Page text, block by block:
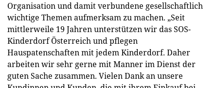
Organisation und damit verbundene gesellschaftlich
wichtige Themen aufmerksam zu machen. „Seit
mittlerweile 19 Jahren unterstützen wir das SOS-
Kinderdorf Österreich und pflegen
Hauspatenschaften mit jedem Kinderdorf. Daher
arbeiten wir sehr gerne mit Manner im Dienst der
guten Sache zusammen. Vielen Dank an unsere